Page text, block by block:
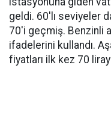
geldi. 60'lı seviyeler
70'i geçmiş. Benzinli
ifadelerini kullandı.
fiyatları ilk kez 70